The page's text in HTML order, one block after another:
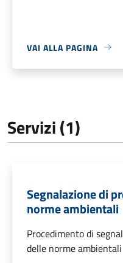
VAI ALLA PAGINA
Servizi (1)
Segnalazione di
norme ambientali
Procedimento di
delle norme ambientali